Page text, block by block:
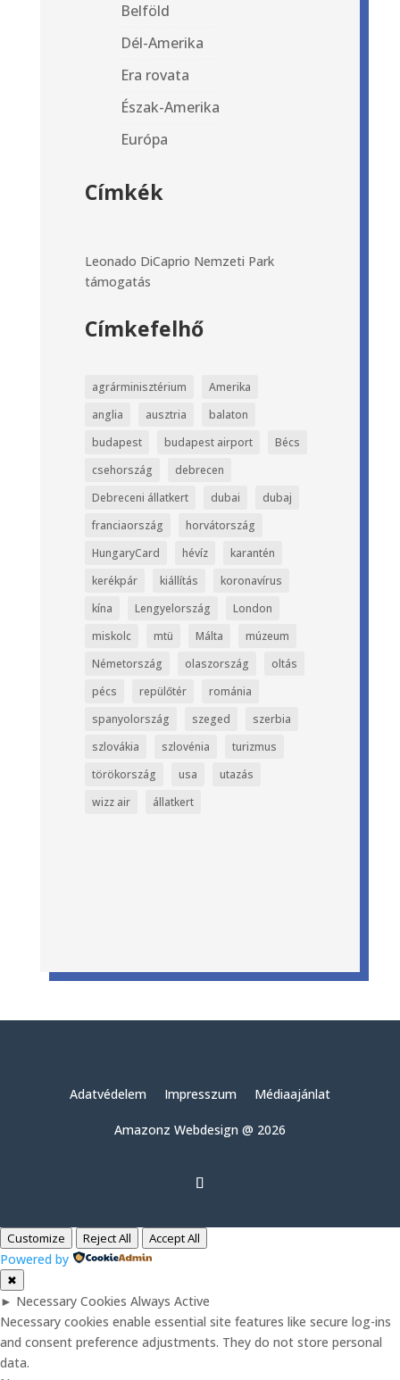
Belföld
Dél-Amerika
Era rovata
Észak-Amerika
Európa
Címkék
Leonado DiCaprio Nemzeti Park
támogatás
Címkefelhő
agrárminisztérium
Amerika
anglia
ausztria
balaton
budapest
budapest airport
Bécs
csehország
debrecen
Debreceni állatkert
dubai
dubaj
franciaország
horvátország
HungaryCard
hévíz
karantén
kerékpár
kiállítás
koronavírus
kína
Lengyelország
London
miskolc
mtü Málta
múzeum
Németország
olaszország
oltás
pécs
repülőtér
románia
spanyolország
szeged
szerbia
szlovákia
szlovénia
turizmus
törökország
usa
utazás
wizz air
állatkert
Adatvédelem Impresszum Médiaajánlat
Amazonz Webdesign @ 2026
Customize Reject All Accept All
Powered by
✖
► Necessary Cookies Always Active
Necessary cookies enable essential site features like secure log-ins
and consent preference adjustments. They do not store personal
data.